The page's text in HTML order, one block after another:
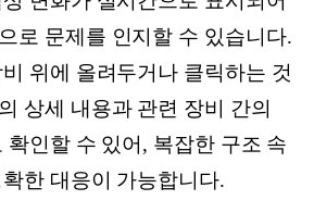
로 문제를 인지할 수 있습니다.
위에 올려두거나 클릭하는 것
상세 내용과 관련 장비 간의
확인할 수 있어, 복잡한 구조 속
한 대응이 가능합니다.